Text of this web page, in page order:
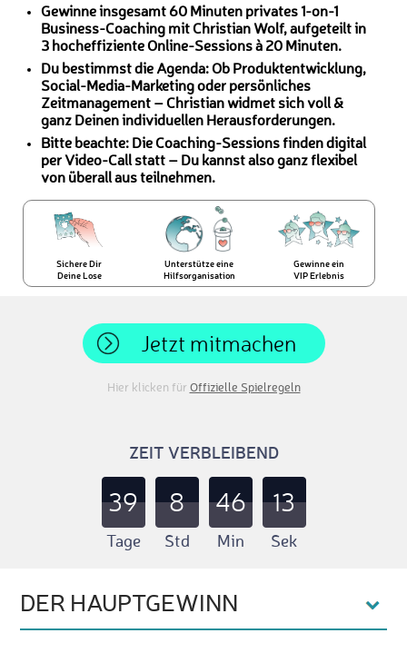
Gewinne insgesamt 60 Minuten privates 1-on-1
Business-Coaching mit Christian Wolf, aufgeteilt in
3 hocheffiziente Online-Sessions à 20 Minuten.
Du bestimmst die Agenda: Ob Produktentwicklung,
Social-Media-Marketing oder persönliches
Zeitmanagement – Christian widmet sich voll &
ganz Deinen individuellen Herausforderungen.
Bitte beachte: Die Coaching-Sessions finden digital
per Video-Call statt – Du kannst also ganz flexibel
von überall aus teilnehmen.
Sichere Dir
Deine Lose
Unterstütze eine
Hilfsorganisation
Gewinne ein
VIP Erlebnis
Jetzt mitmachen
Hier klicken für Offizielle Spielregeln
ZEIT VERBLEIBEND
39
Tage
8
Std
46
Min
12
Sek
DER HAUPTGEWINN